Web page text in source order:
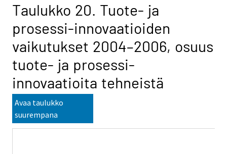
Taulukko 20. Tuote- ja
prosessi-innovaatioiden
vaikutukset 2004–2006, osuus
tuote- ja prosessi-
innovaatioita tehneistä
Avaa taulukko
suurempana